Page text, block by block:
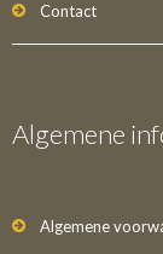
Contact
Algemene
Algemene